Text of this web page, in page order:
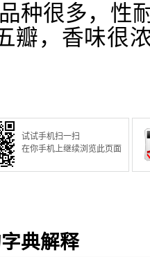
种很多，性
瓣，香味很
试试手机扫一扫
在你手机上继续浏览此页面
典解释